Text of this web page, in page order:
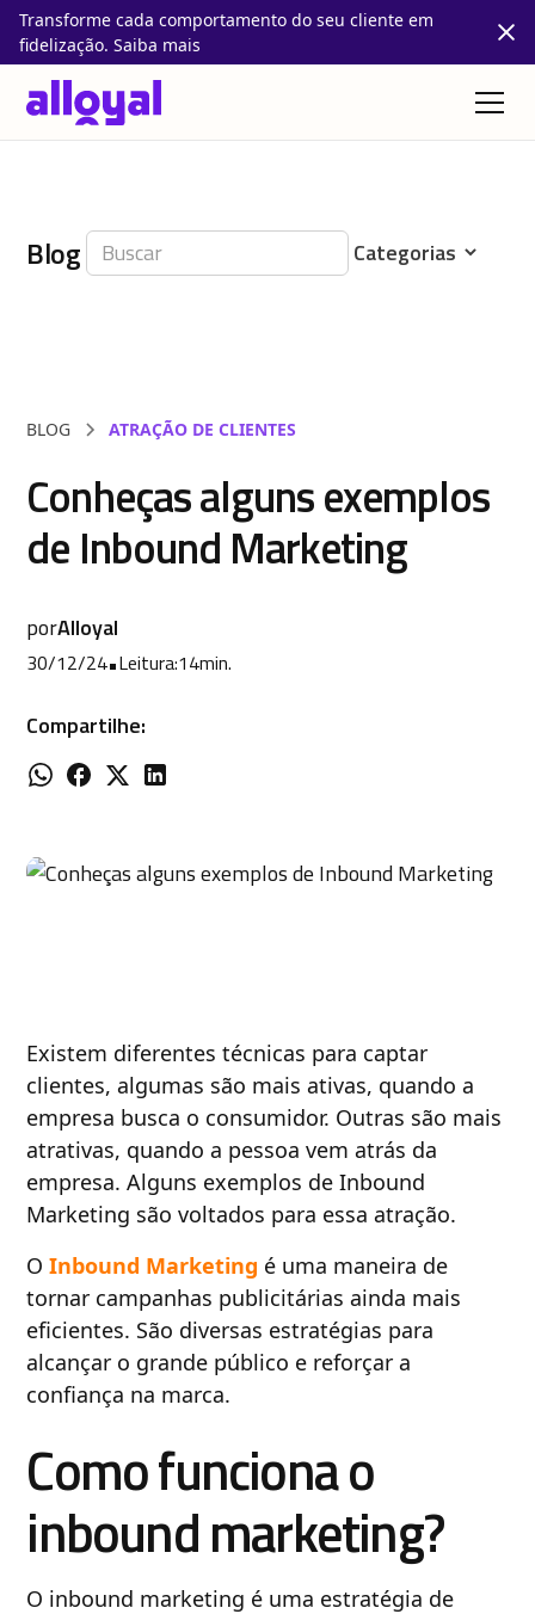
Transforme cada comportamento do seu cliente em
fidelização. Saiba mais
Blog
BLOG ATRAÇÃO DE CLIENTES
Conheças alguns exemplos
de Inbound Marketing
porAlloyal
30/12/24•Leitura:14min.
Compartilhe:
Existem diferentes técnicas para captar
clientes, algumas são mais ativas, quando a
empresa busca o consumidor. Outras são mais
atrativas, quando a pessoa vem atrás da
empresa. Alguns exemplos de Inbound
Marketing são voltados para essa atração.
OInbound Marketing é uma maneira de
tornar campanhas publicitárias ainda mais
eficientes. São diversas estratégias para
alcançar o grande público e reforçar a
confiança na marca.
Como funciona o
inbound marketing?
O inbound marketing é uma estratégia de